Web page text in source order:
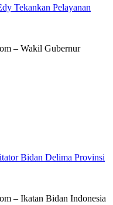
Tekankan Pelayanan
– Wakil Gubernur
Bidan Delima Provinsi
– Ikatan Bidan Indonesia